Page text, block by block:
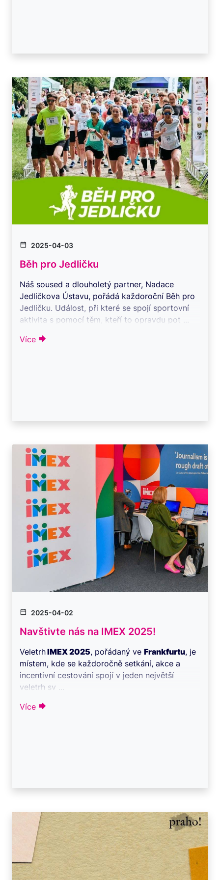
2025-04-03
Běh pro Jedličku
Náš soused a dlouholetý partner, Nadace
Jedličkova Ústavu, pořádá každoroční Běh pro
Jedličku. Událost, při které se spojí sportovní
aktivita s pomocí těm, kteří to opravdu pot ...
Více
2025-04-02
Navštivte nás na IMEX 2025!
VeletrhIMEX 2025, pořádaný ve Frankfurtu, je
místem, kde se každoročně setkání, akce a
incentivní cestování spojí v jeden největší
veletrh sv ...
Více